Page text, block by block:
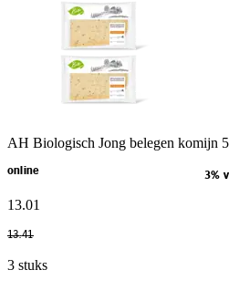
AH Biologisch Jong belegen komijn
online 3%
13.01
13.41
3 stuks